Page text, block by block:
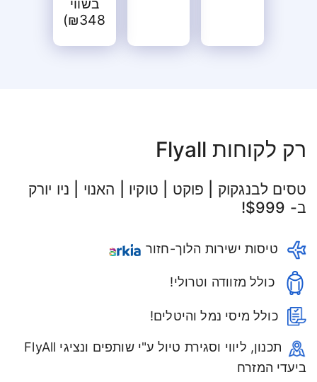
בשווי
₪348)
רק לקוחות Flyall
טסים לבנגקוק | פוקט | טוקיו | האנוי | ניו יורק
ב- $999!
טיסות ישירות הלוך-חזור
כולל מזוודה וטרולי!
כולל מיסי נמל והיטלים!
תכנון, ליווי וסגירת טיול ע"י שותפים ונציגי FlyAll
ביעדי המזרח